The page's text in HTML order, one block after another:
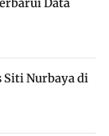
Data
Siti Nurbaya di